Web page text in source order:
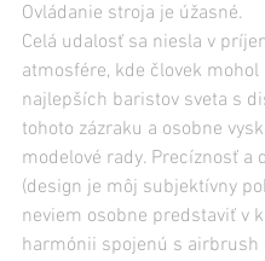
Ovládanie stroja je úžasné.
Celá udalosť sa niesla v
atmosfére, kde človek
najlepších baristov sveta s
tohoto zázraku a osobne
modelové rady. Precíznosť a
(design je môj subjektívny
neviem osobne predstaviť v
harmónii spojenú s airbrush